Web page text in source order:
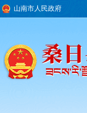
山南市人民政府